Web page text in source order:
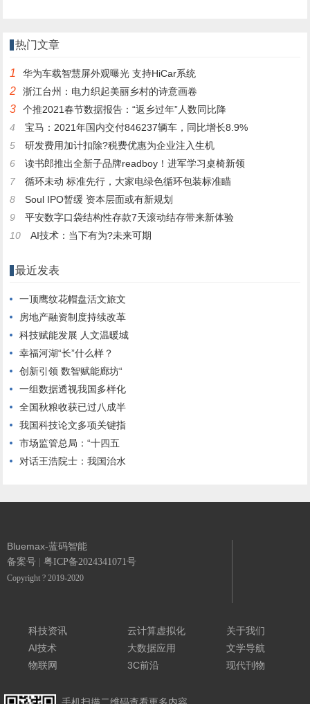
热门文章
1 华为车载智慧屏外观曝光 支持HiCar系统
2 浙江台州：电力织起美丽乡村的诗意画卷
3
个推2021春节数据报告：“返乡过年”人数同比降
4
宝马：2021年国内交付846237辆车，同比增长8.9%
5
研发费用加计扣除?税费优惠为企业注入生机
6
读书郎推出全新子品牌readboy！进军学习桌椅新领
7
循环未动 标准先行，大家电绿色循环包装标准瞄
8
Soul IPO暂缓 资本层面或有新规划
9
平安数字口袋结构性存款7天滚动结存带来新体验
10
AI技术：当下有为?未来可期
最近发表
一顶鹰纹花帽盘活文旅文
房地产融资制度持续改革
科技赋能发展 人文温暖城
幸福河湖“长”什么样？
创新引领 数智赋能廊坊“
一组数据透视我国多样化
全国秋粮收获已过八成半
我国科技论文多项关键指
市场监管总局：“十四五
对话王浩院士：我国治水
Bluemax-蓝码智能
备案号 粤ICP备2024341071号
Copyright ? 2019-2020
科技资讯
AI技术
物联网
云计算虚拟化
大数据应用
3C前沿
关于我们
文学导航
现代刊物